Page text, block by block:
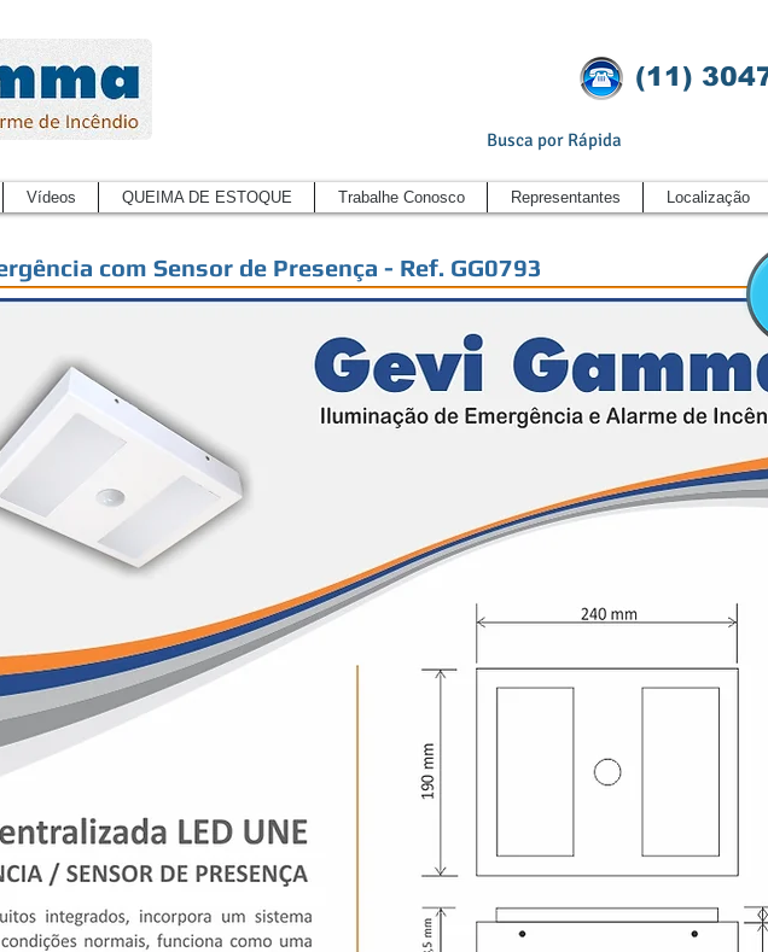
(11)
Busca por Rápida
Vídeos QUEIMA DE ESTOQUE Trabalhe Conosco Representantes Localização
com Sensor de Presença - Ref. GG0793